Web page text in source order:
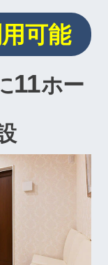
用可能
11ホー